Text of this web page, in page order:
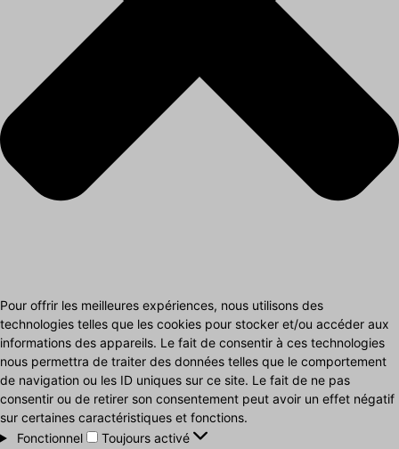
Pour offrir les meilleures expériences, nous utilisons des
technologies telles que les cookies pour stocker et/ou accéder aux
informations des appareils. Le fait de consentir à ces technologies
nous permettra de traiter des données telles que le comportement
de navigation ou les ID uniques sur ce site. Le fait de ne pas
consentir ou de retirer son consentement peut avoir un effet négatif
sur certaines caractéristiques et fonctions.
Fonctionnel
Fonctionnel
Toujours activé